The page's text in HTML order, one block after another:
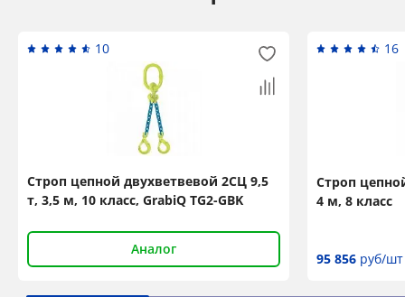
10
Строп цепной двухветвевой 2СЦ 9,5
т, 3,5 м, 10 класс, GrabiQ TG2-GBK
Аналог
16
Строп
4 м, 8 класс
95 856 руб/шт